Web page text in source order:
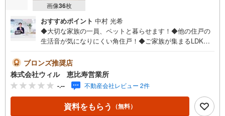
画像36枚
おすすめポイント 中村 光希
◆大切な家族の一員、ペットと暮らせます！◆他の住戸の
生活音が気になりにくい角住戸！◆ご家族が集まるLDKは
水器付き水栓など機能充実のシステムキッチン◆浴室乾燥
機は花粉の季節や雨の日のお洗濯にも活躍！◆室内はミッ
ドセンチュリーの温もりを感じるフルリノベーション実
施！◆広い玄関土間にはベビーカーなども置けるようにな
っています！◆24時間ゴミ出し可能、清潔なお住まいを保
つことができます◆オートロック導入済み！◆「成城石井
ブロンズ推奨店
株式会社ウィル 恵比寿営業所
-.-- 不動産会社レビュー 2件
資料をもらう （無料）